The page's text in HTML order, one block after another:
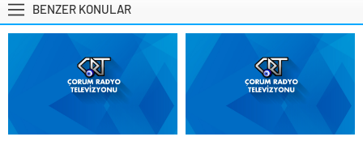
BENZER KONULAR